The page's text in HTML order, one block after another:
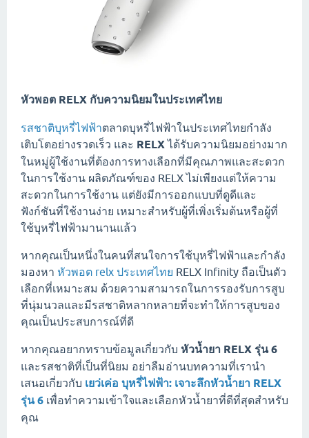
หัวพอต RELX กับความนิยมในประเทศไทย
รสชาติบุหรี่ไฟฟ้าตลาดบุหรี่ไฟฟ้าในประเทศไทยกำลัง
เติบโตอย่างรวดเร็ว และ RELXได้รับความนิยมอย่างมาก
ในหมู่ผู้ใช้งานที่ต้องการทางเลือกที่มีคุณภาพและสะดวก
ในการใช้งาน ผลิตภัณฑ์ของ RELX ไม่เพียงแต่ให้ความ
สะดวกในการใช้งาน แต่ยังมีการออกแบบที่ดูดีและ
ฟังก์ชันที่ใช้งานง่าย เหมาะสำหรับผู้ที่เพิ่งเริ่มต้นหรือผู้ที่
ใช้บุหรี่ไฟฟ้ามานานแล้ว
หากคุณเป็นหนึ่งในคนที่สนใจการใช้บุหรี่ไฟฟ้าและกำลัง
มองหา หัวพอต relx ประเทศไทย RELX Infinity ถือเป็นตัว
เลือกที่เหมาะสม ด้วยความสามารถในการรองรับการสูบ
ที่นุ่มนวลและมีรสชาติหลากหลายที่จะทำให้การสูบของ
คุณเป็นประสบการณ์ที่ดี
หากคุณอยากทราบข้อมูลเกี่ยวกับ หัวน้ำยา RELX รุ่น 6
และรสชาติที่เป็นที่นิยม อย่าลืมอ่านบทความที่เรานำ
เสนอเกี่ยวกับ เยว่เค่อ บุหรี่ไฟฟ้า: เจาะลึกหัวน้ำยา RELX
รุ่น 6 เพื่อทำความเข้าใจและเลือกหัวน้ำยาที่ดีที่สุดสำหรับ
คุณ